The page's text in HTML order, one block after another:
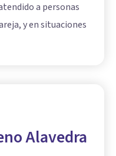
a personas
y en situaciones
Alavedra